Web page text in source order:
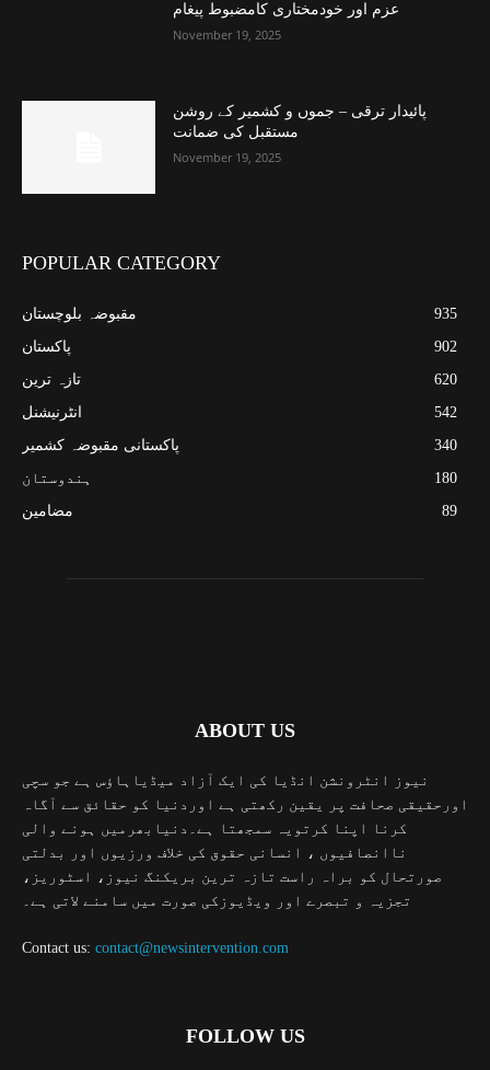
عزم اور خودمختاری کامضبوط پیغام
November 19, 2025
پائیدار ترقی – جموں و کشمیر کے روشن
مستقبل کی ضمانت
November 19, 2025
POPULAR CATEGORY
مقبوضہ بلوچستان
935
پاکستان
902
تازہ ترین
620
انٹرنیشنل
542
پاکستانی مقبوضہ کشمیر
340
ہندوستان
180
مضامین
89
ABOUT US
نیوز انٹرونشن انڈیا کی ایک آزاد میڈیاہاؤس ہے جو سچی
اورحقیقی صحافت پر یقین رکھتی ہے اوردنیا کو حقائق سے آگاہ
کرنا اپنا کرتویہ سمجھتا ہے۔دنیابھرمیں ہونے والی
ناانصافیوں ، انسانی حقوق کی خلاف ورزیوں اور بدلتی
صورتحال کو براہ راست تازہ ترین بریکنگ نیوز، اسٹوریز،
تجزیہ و تبصرے اور ویڈیوزکی صورت میں سامنے لاتی ہے۔
Contact us: contact@newsintervention.com
FOLLOW US